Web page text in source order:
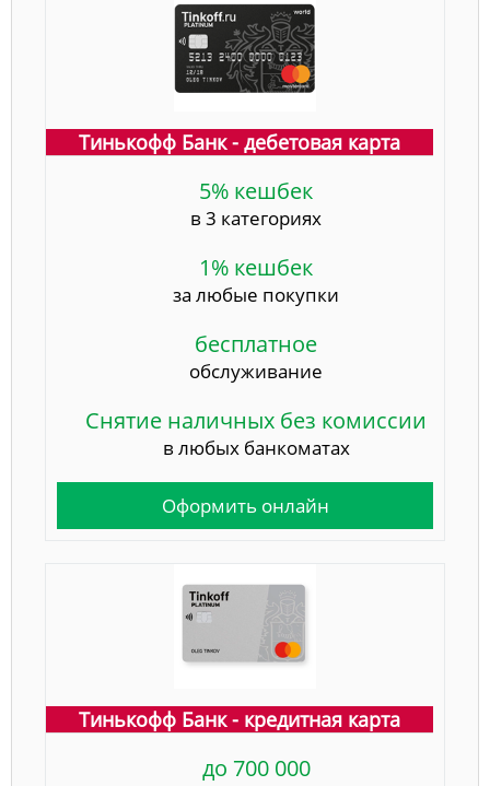
Тинькофф Банк - дебетовая карта
5% кешбек
в 3 категориях
1% кешбек
за любые покупки
бесплатное
обслуживание
Снятие наличных без комиссии
в любых банкоматах
Оформить онлайн
Тинькофф Банк - кредитная карта
до 700 000